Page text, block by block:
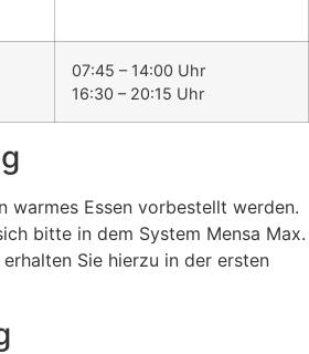
07:45 – 14:00 Uhr
16:30 – 20:15 Uhr
warmes Essen vorbestellt werden.
bitte in dem System Mensa Max.
Sie hierzu in der ersten